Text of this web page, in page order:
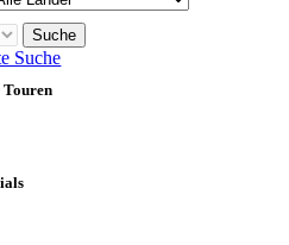
Suche
Touren